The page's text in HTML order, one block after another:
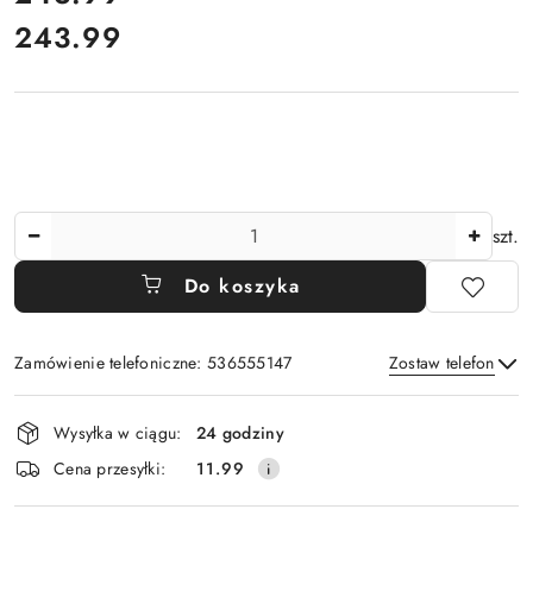
Cena:
243.99
szt.
Do koszyka
Zamówienie telefoniczne: 536555147 Zostaw telefon
Wyślij
Dostępność
i
dostawa
Wysyłka w ciągu:
24 godziny
Cena przesyłki:
11.99